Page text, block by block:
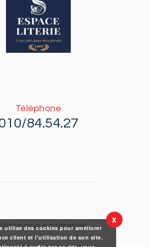
Téléphone
84.54.27
nous sur facebook
utilise des cookies pour améliorer
client et l'utilisation de son site.
X